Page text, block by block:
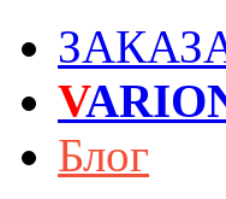
V
Блог